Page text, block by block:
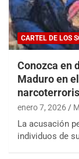
CARTEL DE LOS
Conozca en
Maduro en
enero 7, 2026
La acusación
individuos de